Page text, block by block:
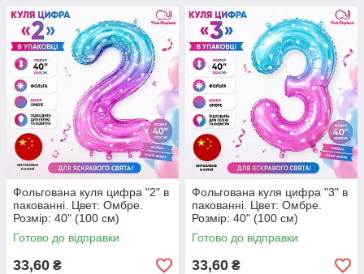
Фольгована куля цифра "2" в
пакованні. Цвет: Омбре.
Розмір: 40" (100 см)
Готово до відправки
33,60 ₴
Фольгована куля цифра "3" в
пакованні. Цвет: Омбре.
Розмір: 40" (100 см)
Готово до відправки
33,60 ₴